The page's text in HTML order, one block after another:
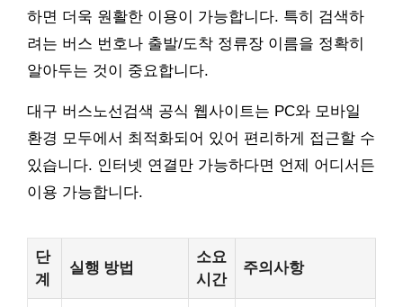
하면 더욱 원활한 이용이 가능합니다. 특히 검색하
려는 버스 번호나 출발/도착 정류장 이름을 정확히
알아두는 것이 중요합니다.
대구 버스노선검색 공식 웹사이트는 PC와 모바일
환경 모두에서 최적화되어 있어 편리하게 접근할 수
있습니다. 인터넷 연결만 가능하다면 언제 어디서든
이용 가능합니다.
단
계
실행 방법
소요
시간
주의사항